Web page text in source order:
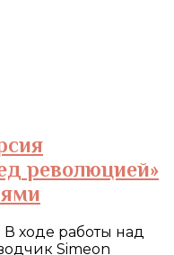
революцией»
ходе работы над
Simeon